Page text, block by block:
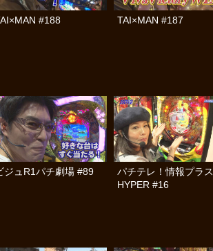
#188 TAI×MAN #187
ジュR1パチ劇場 #89
パチテレ！情報プラス
HYPER #16